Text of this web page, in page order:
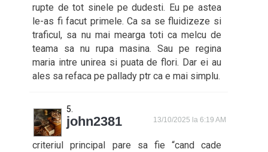
rupte de tot sinele pe dudesti. Eu pe astea
le-as fi facut primele. Ca sa se fluidizeze si
traficul, sa nu mai mearga toti ca melcu de
teama sa nu rupa masina. Sau pe regina
maria intre unirea si puata de flori. Dar ei au
ales sa refaca pe pallady ptr ca e mai simplu.
john2381 13/10/2025 la 6:19 AM
criteriul principal pare sa fie “cand cade